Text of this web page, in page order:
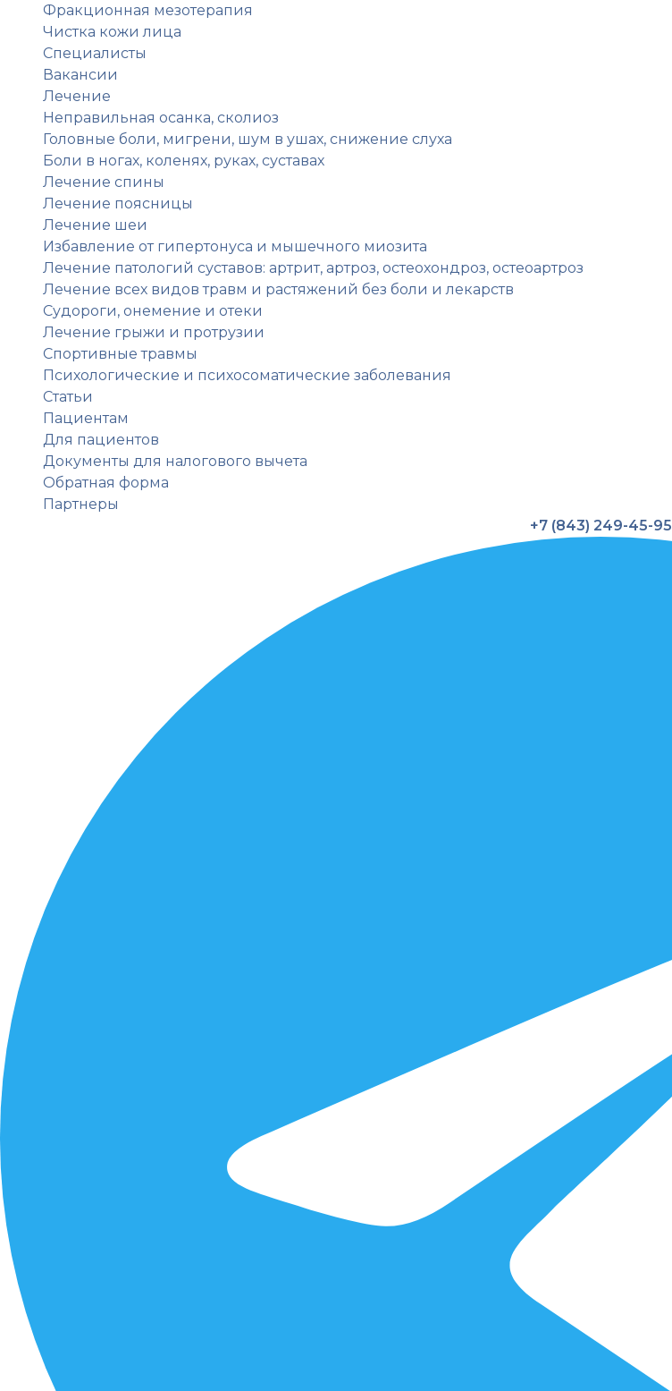
Фракционная мезотерапия
Чистка кожи лица
Специалисты
Вакансии
Лечение
Неправильная осанка, сколиоз
Головные боли, мигрени, шум в ушах, снижение слуха
Боли в ногах, коленях, руках, суставах
Лечение спины
Лечение поясницы
Лечение шеи
Избавление от гипертонуса и мышечного миозита
Лечение патологий суставов: артрит, артроз, остеохондроз, остеоартроз
Лечение всех видов травм и растяжений без боли и лекарств
Судороги, онемение и отеки
Лечение грыжи и протрузии
Спортивные травмы
Психологические и психосоматические заболевания
Статьи
Пациентам
Для пациентов
Документы для налогового вычета
Обратная форма
Партнеры
+7 (843) 249-45-95